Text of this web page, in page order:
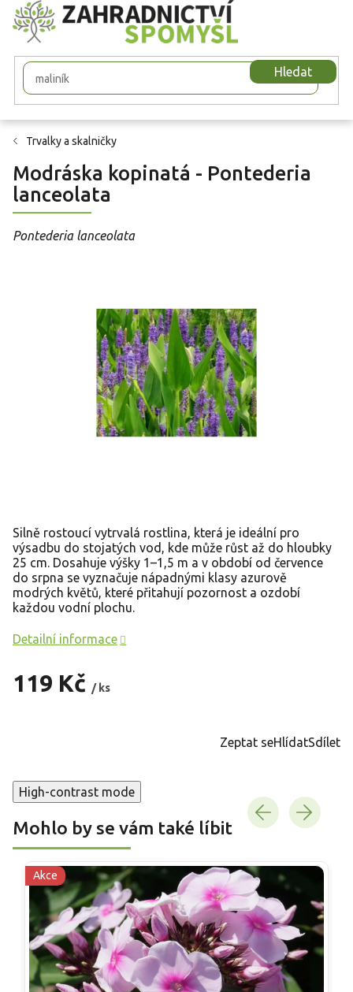
Přejít
na
obsah
Hledat
Trvalky a skalničky
Modráska kopinatá - Pontederia
lanceolata
Pontederia lanceolata
119 Kč / ks
Silně rostoucí vytrvalá rostlina, která je ideální pro
výsadbu do stojatých vod, kde může růst až do hloubky
25 cm. Dosahuje výšky 1–1,5 m a v období od července
do srpna se vyznačuje nápadnými klasy azurově
modrých květů, které přitahují pozornost a ozdobí
každou vodní plochu.
Detailní informace
Zeptat seHlídatSdílet
High-contrast mode
Mohlo by se vám také líbit
Akce